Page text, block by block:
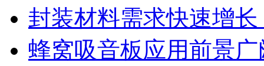
封装材料需求快速增
蜂窝吸音板应用前景